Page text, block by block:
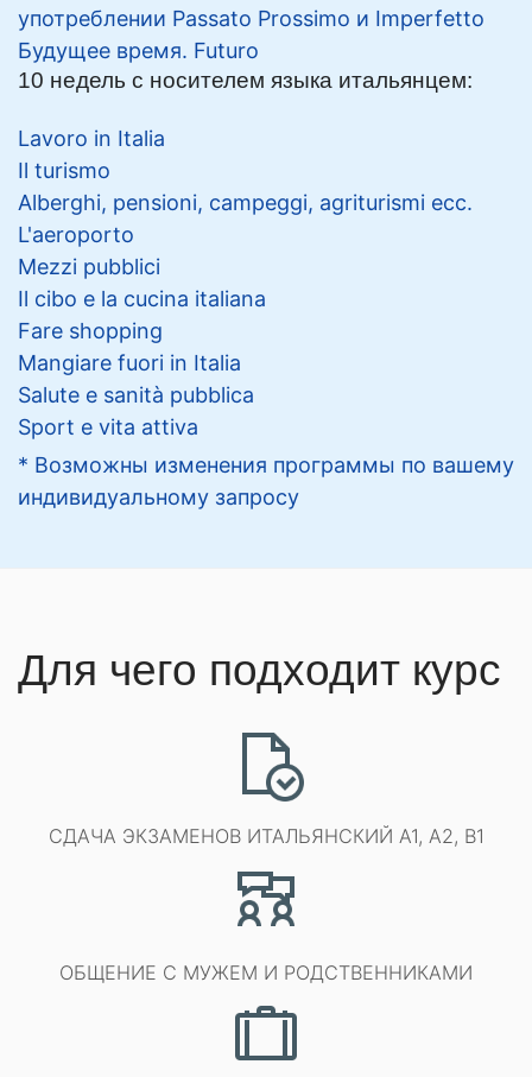
употреблении Passato Prossimo и Imperfetto
Будущее время. Futuro
10 недель с носителем языка итальянцем:
Lavoro in Italia
Il turismo
Alberghi, pensioni, campeggi, agriturismi ecc.
L'aeroporto
Mezzi pubblici
Il cibo e la cucina italiana
Fare shopping
Mangiare fuori in Italia
Salute e sanità pubblica
Sport e vita attiva
* Возможны изменения программы по вашему
индивидуальному запросу
Для чего подходит курс
СДАЧА ЭКЗАМЕНОВ ИТАЛЬЯНСКИЙ A1, A2, B1
ОБЩЕНИЕ С МУЖЕМ И РОДСТВЕННИКАМИ